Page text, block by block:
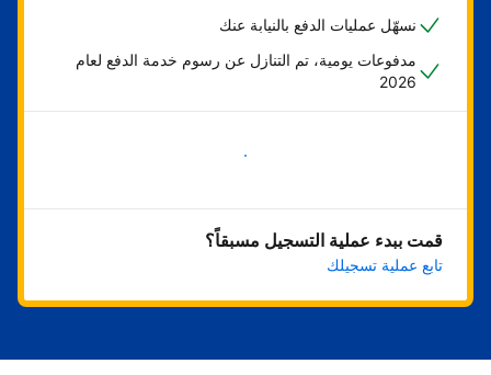
نسهّل عمليات الدفع بالنيابة عنك
مدفوعات يومية، تم التنازل عن رسوم خدمة الدفع لعام
2026
ابدأ الآن
قمت ببدء عملية التسجيل مسبقاً؟
تابع عملية تسجيلك